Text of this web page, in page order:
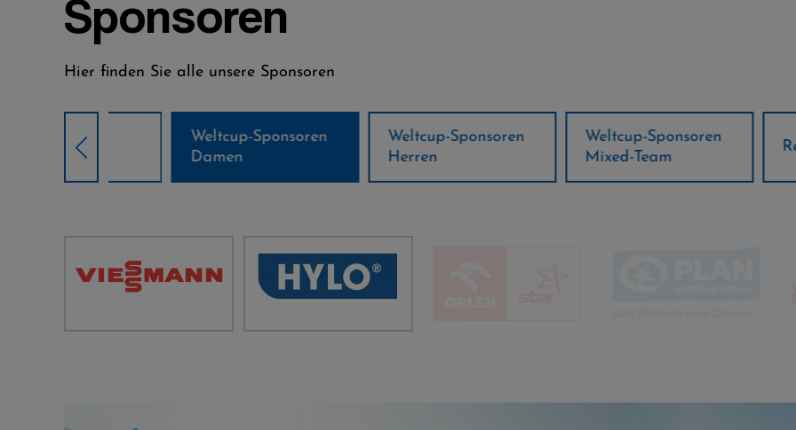
Sponsoren
Hier finden Sie alle unsere Sponsoren
Weltcup-Sponsoren
Weltcup-Sponsoren
Weltcup-Sponsoren
Mixed-Team
Regions-